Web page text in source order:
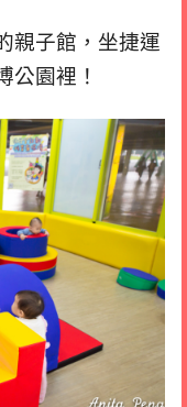
親子館，坐捷運
公園裡！